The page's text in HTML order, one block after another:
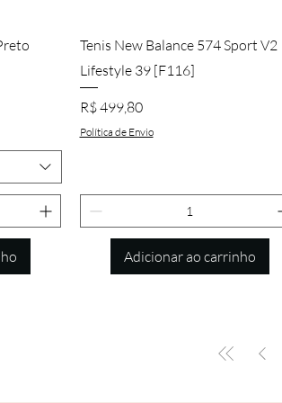
Visualização rápida
Tenis New Balance 574 Sport V2
Lifestyle 39 [F116]
Preço
R$ 499,80
Política de Envio
Adicionar ao carrinho